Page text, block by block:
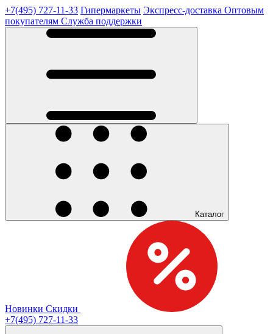
+7(495) 727-11-33 Гипермаркеты Экспресс-доставка Оптовым
покупателям Служба поддержки
Каталог
Новинки Скидки
+7(495) 727-11-33